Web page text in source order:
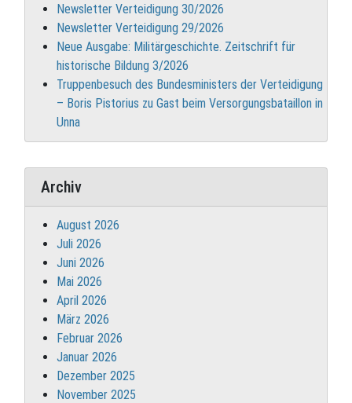
Newsletter Verteidigung 30/2026
Newsletter Verteidigung 29/2026
Neue Ausgabe: Militärgeschichte. Zeitschrift für
historische Bildung 3/2026
Truppenbesuch des Bundesministers der Verteidigung
– Boris Pistorius zu Gast beim Versorgungsbataillon in
Unna
Archiv
August 2026
Juli 2026
Juni 2026
Mai 2026
April 2026
März 2026
Februar 2026
Januar 2026
Dezember 2025
November 2025